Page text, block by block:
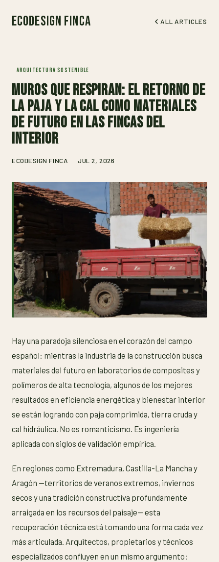
EcoDesign Finca ALL ARTICLES
ARQUITECTURA SOSTENIBLE
Muros que respiran: el retorno de
la paja y la cal como materiales
de futuro en las fincas del
interior
ECODESIGN FINCA JUL 2, 2026
Hay una paradoja silenciosa en el corazón del campo
español: mientras la industria de la construcción busca
materiales del futuro en laboratorios de composites y
polímeros de alta tecnología, algunos de los mejores
resultados en eficiencia energética y bienestar interior
se están logrando con paja comprimida, tierra cruda y
cal hidráulica. No es romanticismo. Es ingeniería
aplicada con siglos de validación empírica.
En regiones como Extremadura, Castilla-La Mancha y
Aragón —territorios de veranos extremos, inviernos
secos y una tradición constructiva profundamente
arraigada en los recursos del paisaje— esta
recuperación técnica está tomando una forma cada vez
más articulada. Arquitectos, propietarios y técnicos
especializados confluyen en un mismo argumento: